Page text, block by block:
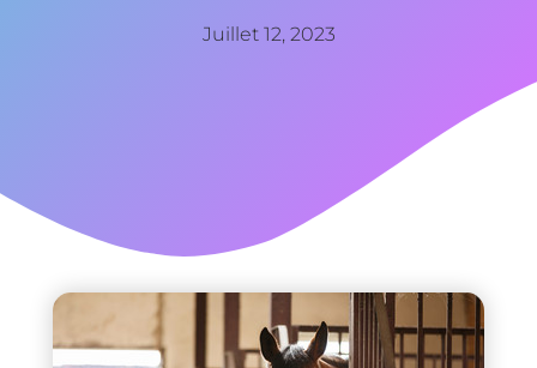
Juillet 12, 2023